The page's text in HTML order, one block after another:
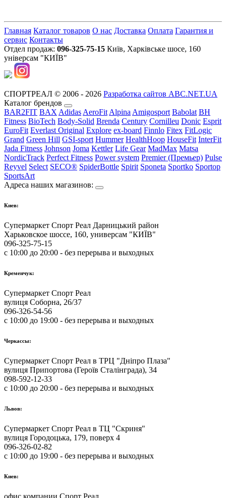
Главная Каталог товаров О нас Доставка Оплата Гарантия и
сервис Контакты
Отдел продаж: 096-325-75-15 Київ, Харківське шосе, 160
універсам "КИЇВ"
СПОРТРЕАЛ © 2006 - 2026 Разработка сайтов ABC.NET.UA
Каталог брендов
BAR2FIT BAX Adidas AeroFit Alpina Amigosport Babolat BH
Fitness BioTech Body-Solid Brenda Century Cornilleu Donic Esprit
EuroFit Everlast Original Explore ex-board Finnlo Fitex FitLogic
Grand Green Hill GSI-sport Hummer HealthHoop HouseFit InterFit
Jada Fitness Johnson Joma Kettler Life Gear MadMax Matsa
NordicTrack Perfect Fitness Power system Premier (Премьер) Pulse
Reyvel Select SECO® SpiderBottle Spirit Sponeta Sportko Sportop
SportsArt
Адреса наших магазинов:
Киев:
Супермаркет Спорт Реал Дарницький район
Харьковское шоссе, 160, универсам "КИЇВ"
096-325-75-15
с 10:00 до 20:00 - без перерыва и выходных
Кременчук:
Супермаркет Спорт Реал
вулиця Соборна, 26/37
096-326-54-56
с 10:00 до 19:00 - без перерыва и выходных
Черкассы:
Супермаркет Спорт Реал в ТРЦ "Дніпро Плаза"
вулиця Припортова (Героїв Сталінграда), 34
098-592-12-33
с 10:00 до 20:00 - без перерыва и выходных
Львов:
Супермаркет Спорт Реал в ТЦ "Скриня"
вулиця Городоцька, 179, поверх 4
096-326-02-82
с 10:00 до 19:00 - без перерыва и выходных
Киев:
офис компании Спорт Реал